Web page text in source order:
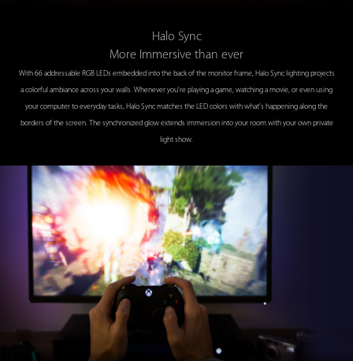
Halo Sync
More Immersive than ever
With 66 addressable RGB LEDs embedded into the back of the monitor frame, Halo Sync lighting projects
a colorful ambiance across your walls. Whenever you're playing a game, watching a movie, or even using
your computer to everyday tasks, Halo Sync matches the LED colors with what's happening along the
borders of the screen. The synchronized glow extends immersion into your room with your own private
light show.